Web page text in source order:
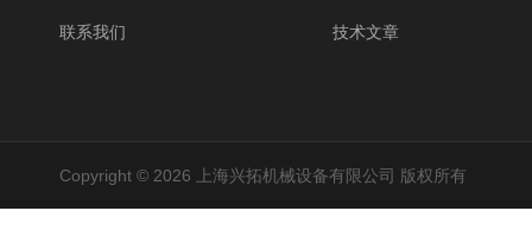
联系我们 技术文章
Copyright © 2026 上海兴拓机械设备有限公司 版权所有